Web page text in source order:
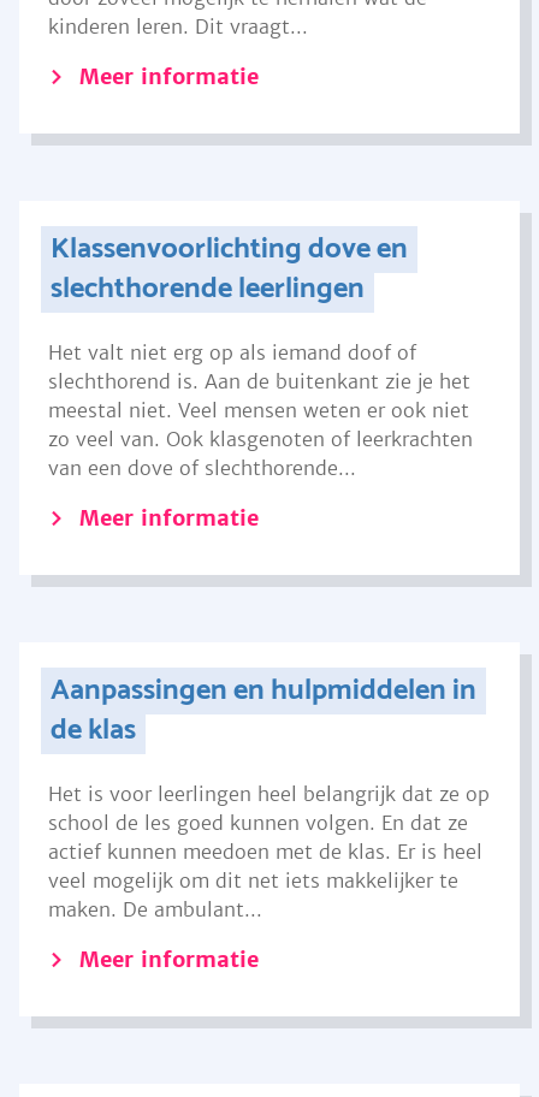
kinderen leren. Dit vraagt...
Meer informatie
Klassenvoorlichting dove en
slechthorende leerlingen
Het valt niet erg op als iemand doof of
slechthorend is. Aan de buitenkant zie je het
meestal niet. Veel mensen weten er ook niet
zo veel van. Ook klasgenoten of leerkrachten
van een dove of slechthorende...
Meer informatie
Aanpassingen en hulpmiddelen in
de klas
Het is voor leerlingen heel belangrijk dat ze op
school de les goed kunnen volgen. En dat ze
actief kunnen meedoen met de klas. Er is heel
veel mogelijk om dit net iets makkelijker te
maken. De ambulant...
Meer informatie